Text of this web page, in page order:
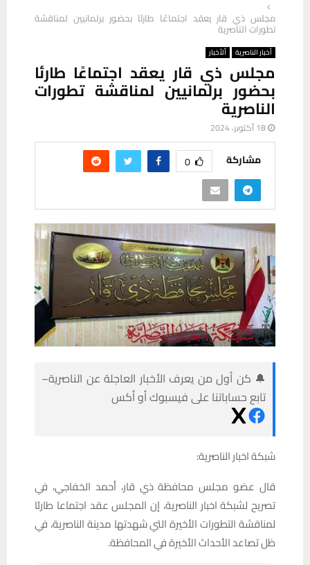
مجلس ذي قار يعقد اجتماعًا طارئا بحضور برلمانيين لمناقشة
تطورات الناصرية
أخبار الناصرية ألأخبار
مجلس ذي قار يعقد اجتماعًا طارئا
بحضور برلمانيين لمناقشة تطورات
الناصرية
18 أكتوبر، 2024
مشاركة 0
🔔 كن أول من يعرف الأخبار العاجلة عن الناصرية–
تابع حساباتنا على فيسبوك أو أكس
شبكة اخبار الناصرية:
قال عضو مجلس محافظة ذي قار، أحمد الخفاجي، في
تصريح لشبكة اخبار الناصرية، إن المجلس عقد اجتماعا طارئا
لمناقشة التطورات الأخيرة التي شهدتها مدينة الناصرية، في
ظل تصاعد الأحداث الأخيرة في المحافظة.